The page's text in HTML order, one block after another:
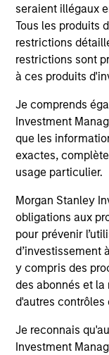
seraient illégaux
Tous les produits
restrictions
restrictions sont
à ces produits
Je comprends
Investment
que les
exactes,
usage particulier.
Morgan Stanley
obligations aux
pour prévenir
d’investissement
y compris des
des abonnés et
d'autres
Je reconnais
Investment
Morgan
Partners to
Morgan
through
Stanley
private
today
Epic Energy,
operator. The
customary
May not